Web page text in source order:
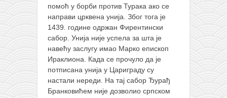
помоћ у борби против Турака ако се
направи црквена унија. Због тога је
1439. године одржан Фирентински
сабор. Унија није успела за шта је
навећу заслугу имао Марко епископ
Ираклиона. Када се прочуло да је
потписана унија у Цариграду су
настали нереди. На тај сабор Ђурађ
Бранковићем није дозволио српском